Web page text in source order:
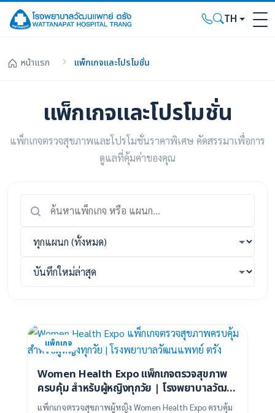
TH
หน้าแรก แพ็กเกจและโปรโมชั่น
แพ็กเกจและโปรโมชั่น
แพ็กเกจตรวจสุขภาพและโปรโมชั่นราคาพิเศษ คัดสรรมาเพื่อการ
ดูแลที่คุ้มค่าของคุณ
แพ็กเกจ
Women Health Expo แพ็กเกจตรวจสุขภาพ
ครบคุ้ม สำหรับผู้หญิงทุกวัย | โรงพยาบาลวัฒน
แพทย์ ตรัง
แพ็กเกจตรวจสุขภาพผู้หญิง Women Health Expo ครบคุ้ม